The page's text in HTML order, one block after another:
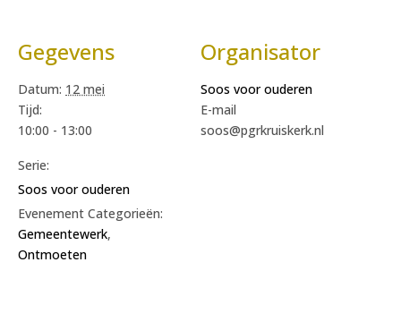
Gegevens
Datum: 12 mei
Tijd:
10:00 - 13:00
Serie:
Soos voor ouderen
Evenement Categorieën:
Gemeentewerk,
Ontmoeten
Organisator
Soos voor ouderen
E-mail
soos@pgrkruiskerk.nl